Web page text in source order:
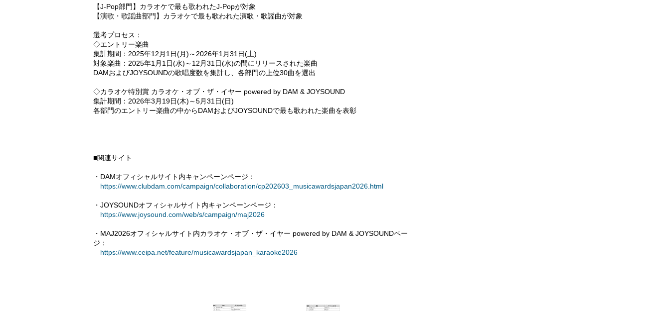
【J-Pop部門】カラオケで最も歌われたJ-Popが対象
【演歌・歌謡曲部門】カラオケで最も歌われた演歌・歌謡曲が対象
選考プロセス：
◇エントリー楽曲
集計期間：2025年12月1日(月)～2026年1月31日(土)
対象楽曲：2025年1月1日(水)～12月31日(水)の間にリリースされた楽曲
DAMおよびJOYSOUNDの歌唱度数を集計し、各部門の上位30曲を選出
◇カラオケ特別賞 カラオケ・オブ・ザ・イヤー powered by DAM & JOYSOUND
集計期間：2026年3月19日(木)～5月31日(日)
各部門のエントリー楽曲の中からDAMおよびJOYSOUNDで最も歌われた楽曲を表彰
■関連サイト
・DAMオフィシャルサイト内キャンペーンページ：
https://www.clubdam.com/campaign/collaboration/cp202603_musicawardsjapan2026.html
・JOYSOUNDオフィシャルサイト内キャンペーンページ：
https://www.joysound.com/web/s/campaign/maj2026
・MAJ2026オフィシャルサイト内カラオケ・オブ・ザ・イヤー powered by DAM & JOYSOUNDペー
ジ：
https://www.ceipa.net/feature/musicawardsjapan_karaoke2026